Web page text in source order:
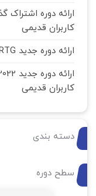
کاربران قدیمی
ارائه دوره جدید PRTG سال 2022 به کاربران قدیمی
کاربران قدیمی
دسته بندی
سطح دوره